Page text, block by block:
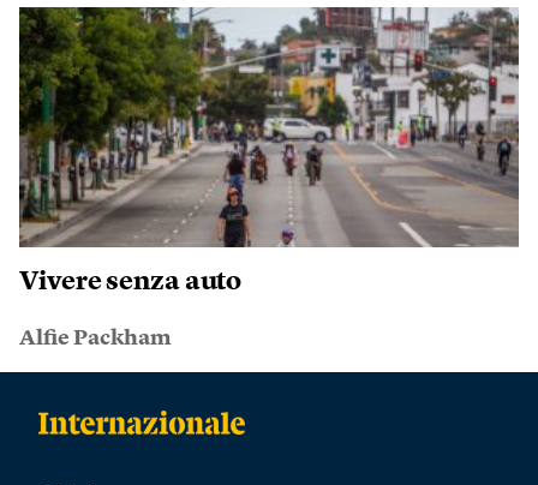
Vivere senza auto
Alfie Packham